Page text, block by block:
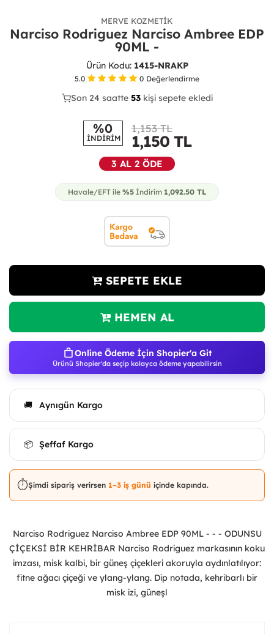
MERVE KOZMETIK
Narciso Rodriguez Narciso Ambree EDP
90ML -
Ürün Kodu: 1415-NRAKP
5.0 0 Değerlendirme
42
Son 24 saatte 53 kişi sepete ekledi
11
%0
İNDİRİM
1,153 TL
1,150TL
3 AL 2 ÖDE
Havale/EFT ile %5 İndirim 1,092.50 TL
SEPETE EKLE
HEMEN AL
Online Ödeme İçin Shopier'a Git
Ürünü Shopier'da seçip kolayca ödeme yapabilirsin
🚚 Aynıgün Kargo
📦 Şeffaf Kargo
⏱️Şimdi sipariş verirsen 1–3 iş günü içinde kapında.
Narciso Rodriguez Narciso Ambree EDP 90ML - - - ODUNSU
ÇİÇEKSİ BİR KEHRİBAR Narciso Rodriguez markasının koku
imzası, misk kalbi, bir güneş çiçekleri akoruyla aydınlatılıyor:
fitne ağacı çiçeği ve ylang-ylang. Dip notada, kehribarlı bir
misk izi, güneşl